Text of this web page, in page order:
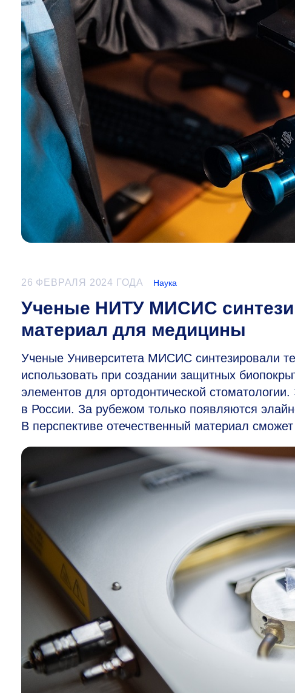
26 ФЕВРАЛЯ 2024 ГОДА Наука
Ученые НИТУ МИСИС
материал для медицины
Ученые Университета МИСИС синтезировали
использовать при создании защитных
элементов для ортодонтической
в России. За рубежом только появляются
В перспективе отечественный материал